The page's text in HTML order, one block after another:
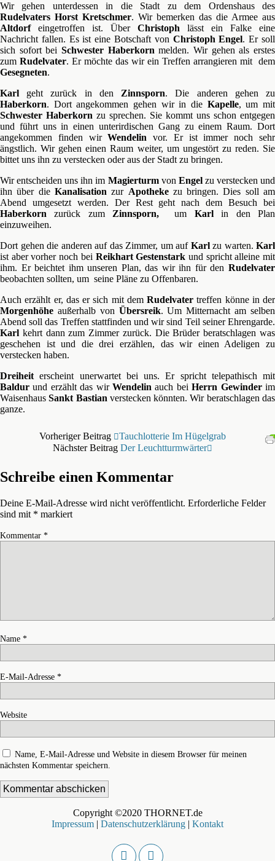
Wir gehen unterdessen in die Stadt zu dem Ordenshaus des
Rudelvaters Horst Kretschmer. Wir bemerken das die Armee aus
Altdorfeingetroffen ist. Über Christoph lässt ein Falke eine
Nachricht fallen. Es ist eine Botschaft von Christoph Engel. Er soll
sich sofort bei Schwester Haberkorn melden. Wir gehen als erstes
zum Rudelvater. Er möchte das wir ein Treffen arrangieren mit dem
Gesegneten.
Karl geht zurück in den Zinnsporn. Die anderen gehen zu
Haberkorn. Dort angekommen gehen wir in die Kapelle, um mit
Schwester Haberkorn zu sprechen. Sie kommt uns schon entgegen
und führt uns in einen unterirdischen Gang zu einem Raum. Dort
angekommen finden wirWendelin vor. Er ist immer noch sehr
ängstlich. Wir gehen einen Raum weiter, um ungestört zu reden. Sie
bittet uns ihn zu verstecken oder aus der Stadt zu bringen.
Wir entscheiden uns ihn im Magierturmvon Engelzu verstecken und
ihn über die Kanalisation zur Apothekezu bringen. Dies soll am
Abend umgesetzt werden. Der Rest geht nach dem Besuch bei
Haberkorn zurück zum Zinnsporn, um Karlin den Plan
einzuweihen.
Dort gehen die anderen auf das Zimmer, um auf Karlzu warten. Karl
ist aber vorher noch bei Reikhart Gestenstark und spricht alleine mit
ihm. Er beichtet ihm unseren Plan, das wir ihn für den Rudelvater
beobachten sollten, um seine Pläne zu Offenbaren.
Auch erzählt er, das er sich mit dem Rudelvatertreffen könne in der
Morgenhöhe außerhalb von Übersreik. Um Mitternacht am selben
Abend soll das Treffen stattfinden und wir sind Teil seiner Ehrengarde.
Karl kehrt dann zum Zimmer zurück. Die Brüder beratschlagen was
geschehen ist und die drei erzählen, das wir einen Adeligen zu
verstecken haben.
Dreiheit erscheint unerwartet bei uns. Er spricht telepathisch mit
Baldur und erzählt das wir Wendelin auch beiHerrn Gewinderim
WaisenhausSankt Bastian verstecken könnten. Wir beratschlagen das
ganze.
Vorheriger Beitrag
Tauchlotterie Im Hügelgrab
Nächster Beitrag Der Leuchtturmwärter
Schreibe einen Kommentar
Deine E-Mail-Adresse wird nicht veröffentlicht. Erforderliche Felder
sind mit * markiert
Kommentar *
Name *
E-Mail-Adresse *
Website
Name, E-Mail-Adresse und Website in diesem Browser für meinen
nächsten Kommentar speichern.
Copyright ©2020 THORNET.de
Impressum | Datenschutzerklärung | Kontakt